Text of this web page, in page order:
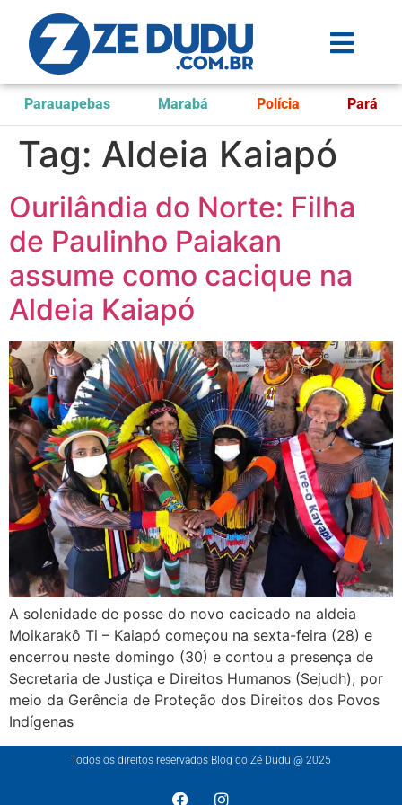
Parauapebas Marabá Polícia Pará
Tag: Aldeia Kaiapó
Ourilândia do Norte: Filha
de Paulinho Paiakan
assume como cacique na
Aldeia Kaiapó
A solenidade de posse do novo cacicado na aldeia
Moikarakô Ti – Kaiapó começou na sexta-feira (28) e
encerrou neste domingo (30) e contou a presença de
Secretaria de Justiça e Direitos Humanos (Sejudh), por
meio da Gerência de Proteção dos Direitos dos Povos
Indígenas
Todos os direitos reservados Blog do Zé Dudu @ 2025